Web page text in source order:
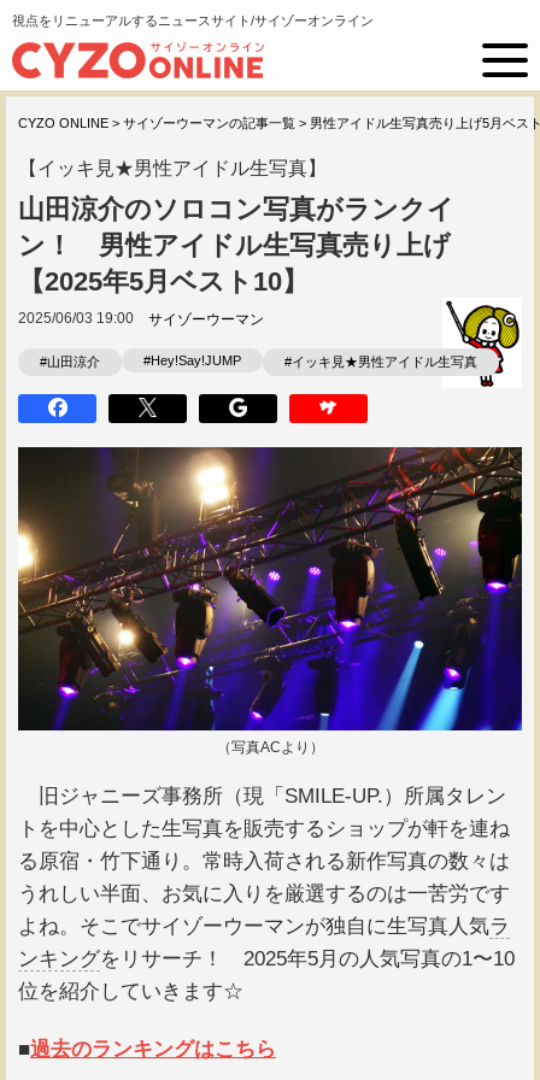
視点をリニューアルするニュースサイト/サイゾーオンライン
CYZO ONLINE > サイゾーウーマンの記事一覧 > 男性アイドル生写真売り上げ5月ベス
【イッキ見★男性アイドル生写真】
山田涼介のソロコン写真がランクイ
ン！ 男性アイドル生写真売り上げ
【2025年5月ベスト10】
2025/06/03 19:00 サイゾーウーマン
#山田涼介 #Hey!Say!JUMP #イッキ見★男性アイドル生写真
（写真ACより）
旧ジャニーズ事務所（現「SMILE-UP.）所属タレン
トを中心とした生写真を販売するショップが軒を連ね
る原宿・竹下通り。常時入荷される新作写真の数々は
うれしい半面、お気に入りを厳選するのは一苦労です
よね。そこでサイゾーウーマンが独自に生写真人気ラ
ンキングをリサーチ！ 2025年5月の人気写真の1〜10
位を紹介していきます☆
■過去のランキングはこちら